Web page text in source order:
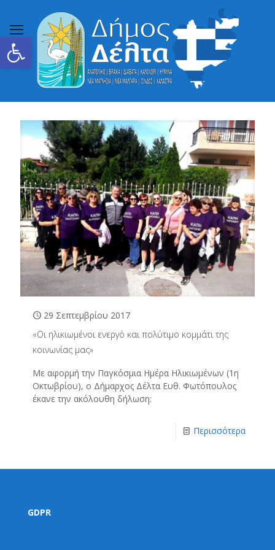
Ανοίξτε τη γραμμή εργαλείων
29 Σεπτεμβρίου 2017
«Οι ηλικιωμένοι ενεργό και πολύτιμο κομμάτι της
κοινωνίας μας»
Με αφορμή την Παγκόσμια Ημέρα Ηλικιωμένων (1η
Οκτωβρίου), ο Δήμαρχος Δέλτα Ευθ. Φωτόπουλος
έκανε την ακόλουθη δήλωση:
Περισσότερα
GDPR